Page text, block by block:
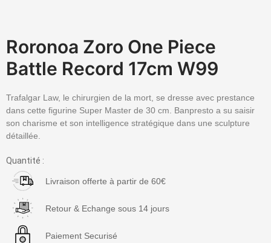
Roronoa Zoro One Piece
Battle Record 17cm W99
Trafalgar Law, le chirurgien de la mort, se dresse avec prestance
dans cette figurine Super Master de 30 cm. Banpresto a su saisir
son charisme et son intelligence stratégique dans une sculpture
détaillée.
Quantité :
Livraison offerte à partir de 60€
Retour & Echange sous 14 jours
Paiement Securisé